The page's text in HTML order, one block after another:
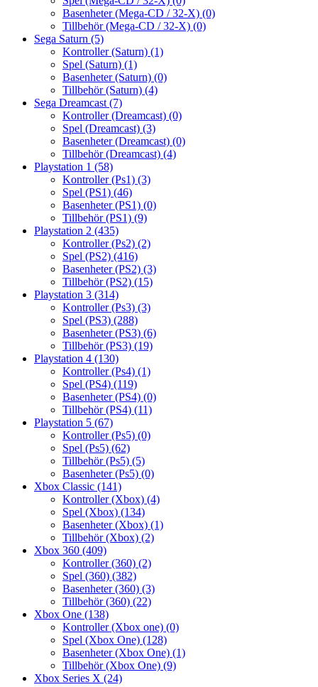
Basenheter (Mega-CD / 32-X) (0)
Tillbehör (Mega-CD / 32-X) (0)
Sega Saturn (5)
Kontroller (Saturn) (1)
Spel (Saturn) (1)
Basenheter (Saturn) (0)
Tillbehör (Saturn) (4)
Sega Dreamcast (7)
Kontroller (Dreamcast) (0)
Spel (Dreamcast) (3)
Basenheter (Dreamcast) (0)
Tillbehör (Dreamcast) (4)
Playstation 1 (58)
Kontroller (Ps1) (3)
Spel (PS1) (46)
Basenheter (PS1) (0)
Tillbehör (PS1) (9)
Playstation 2 (435)
Kontroller (Ps2) (2)
Spel (PS2) (416)
Basenheter (PS2) (3)
Tillbehör (PS2) (15)
Playstation 3 (314)
Kontroller (Ps3) (3)
Spel (PS3) (288)
Basenheter (PS3) (6)
Tillbehör (PS3) (19)
Playstation 4 (130)
Kontroller (Ps4) (1)
Spel (PS4) (119)
Basenheter (PS4) (0)
Tillbehör (PS4) (11)
Playstation 5 (67)
Kontroller (Ps5) (0)
Spel (Ps5) (62)
Tillbehör (Ps5) (5)
Basenheter (Ps5) (0)
Xbox Classic (141)
Kontroller (Xbox) (4)
Spel (Xbox) (134)
Basenheter (Xbox) (1)
Tillbehör (Xbox) (2)
Xbox 360 (409)
Kontroller (360) (2)
Spel (360) (382)
Basenheter (360) (3)
Tillbehör (360) (22)
Xbox One (138)
Kontroller (Xbox one) (0)
Spel (Xbox One) (128)
Basenheter (Xbox One) (1)
Tillbehör (Xbox One) (9)
Xbox Series X (24)